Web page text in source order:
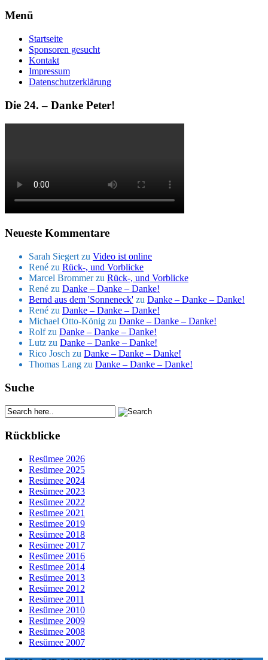
Menü
Startseite
Sponsoren gesucht
Kontakt
Impressum
Datenschutzerklärung
Die 24. – Danke Peter!
Neueste Kommentare
Sarah Siegert zu Video ist online
René zu Rück-, und Vorblicke
Marcel Brommerzu Rück-, und Vorblicke
René zu Danke – Danke – Danke!
Bernd aus dem 'Sonneneck' zu Danke – Danke – Danke!
René zu Danke – Danke – Danke!
Michael Otto-König zu Danke – Danke – Danke!
Rolfzu Danke – Danke – Danke!
Lutz zu Danke – Danke – Danke!
Rico Josch zu Danke – Danke – Danke!
Thomas Lang zu Danke – Danke – Danke!
Suche
Rückblicke
Resümee 2026
Resümee 2025
Resümee 2024
Resümee 2023
Resümee 2022
Resümee 2021
Resümee 2019
Resümee 2018
Resümee 2017
Resümee 2016
Resümee 2014
Resümee 2013
Resümee 2012
Resümee 2011
Resümee 2010
Resümee 2009
Resümee 2008
Resümee 2007